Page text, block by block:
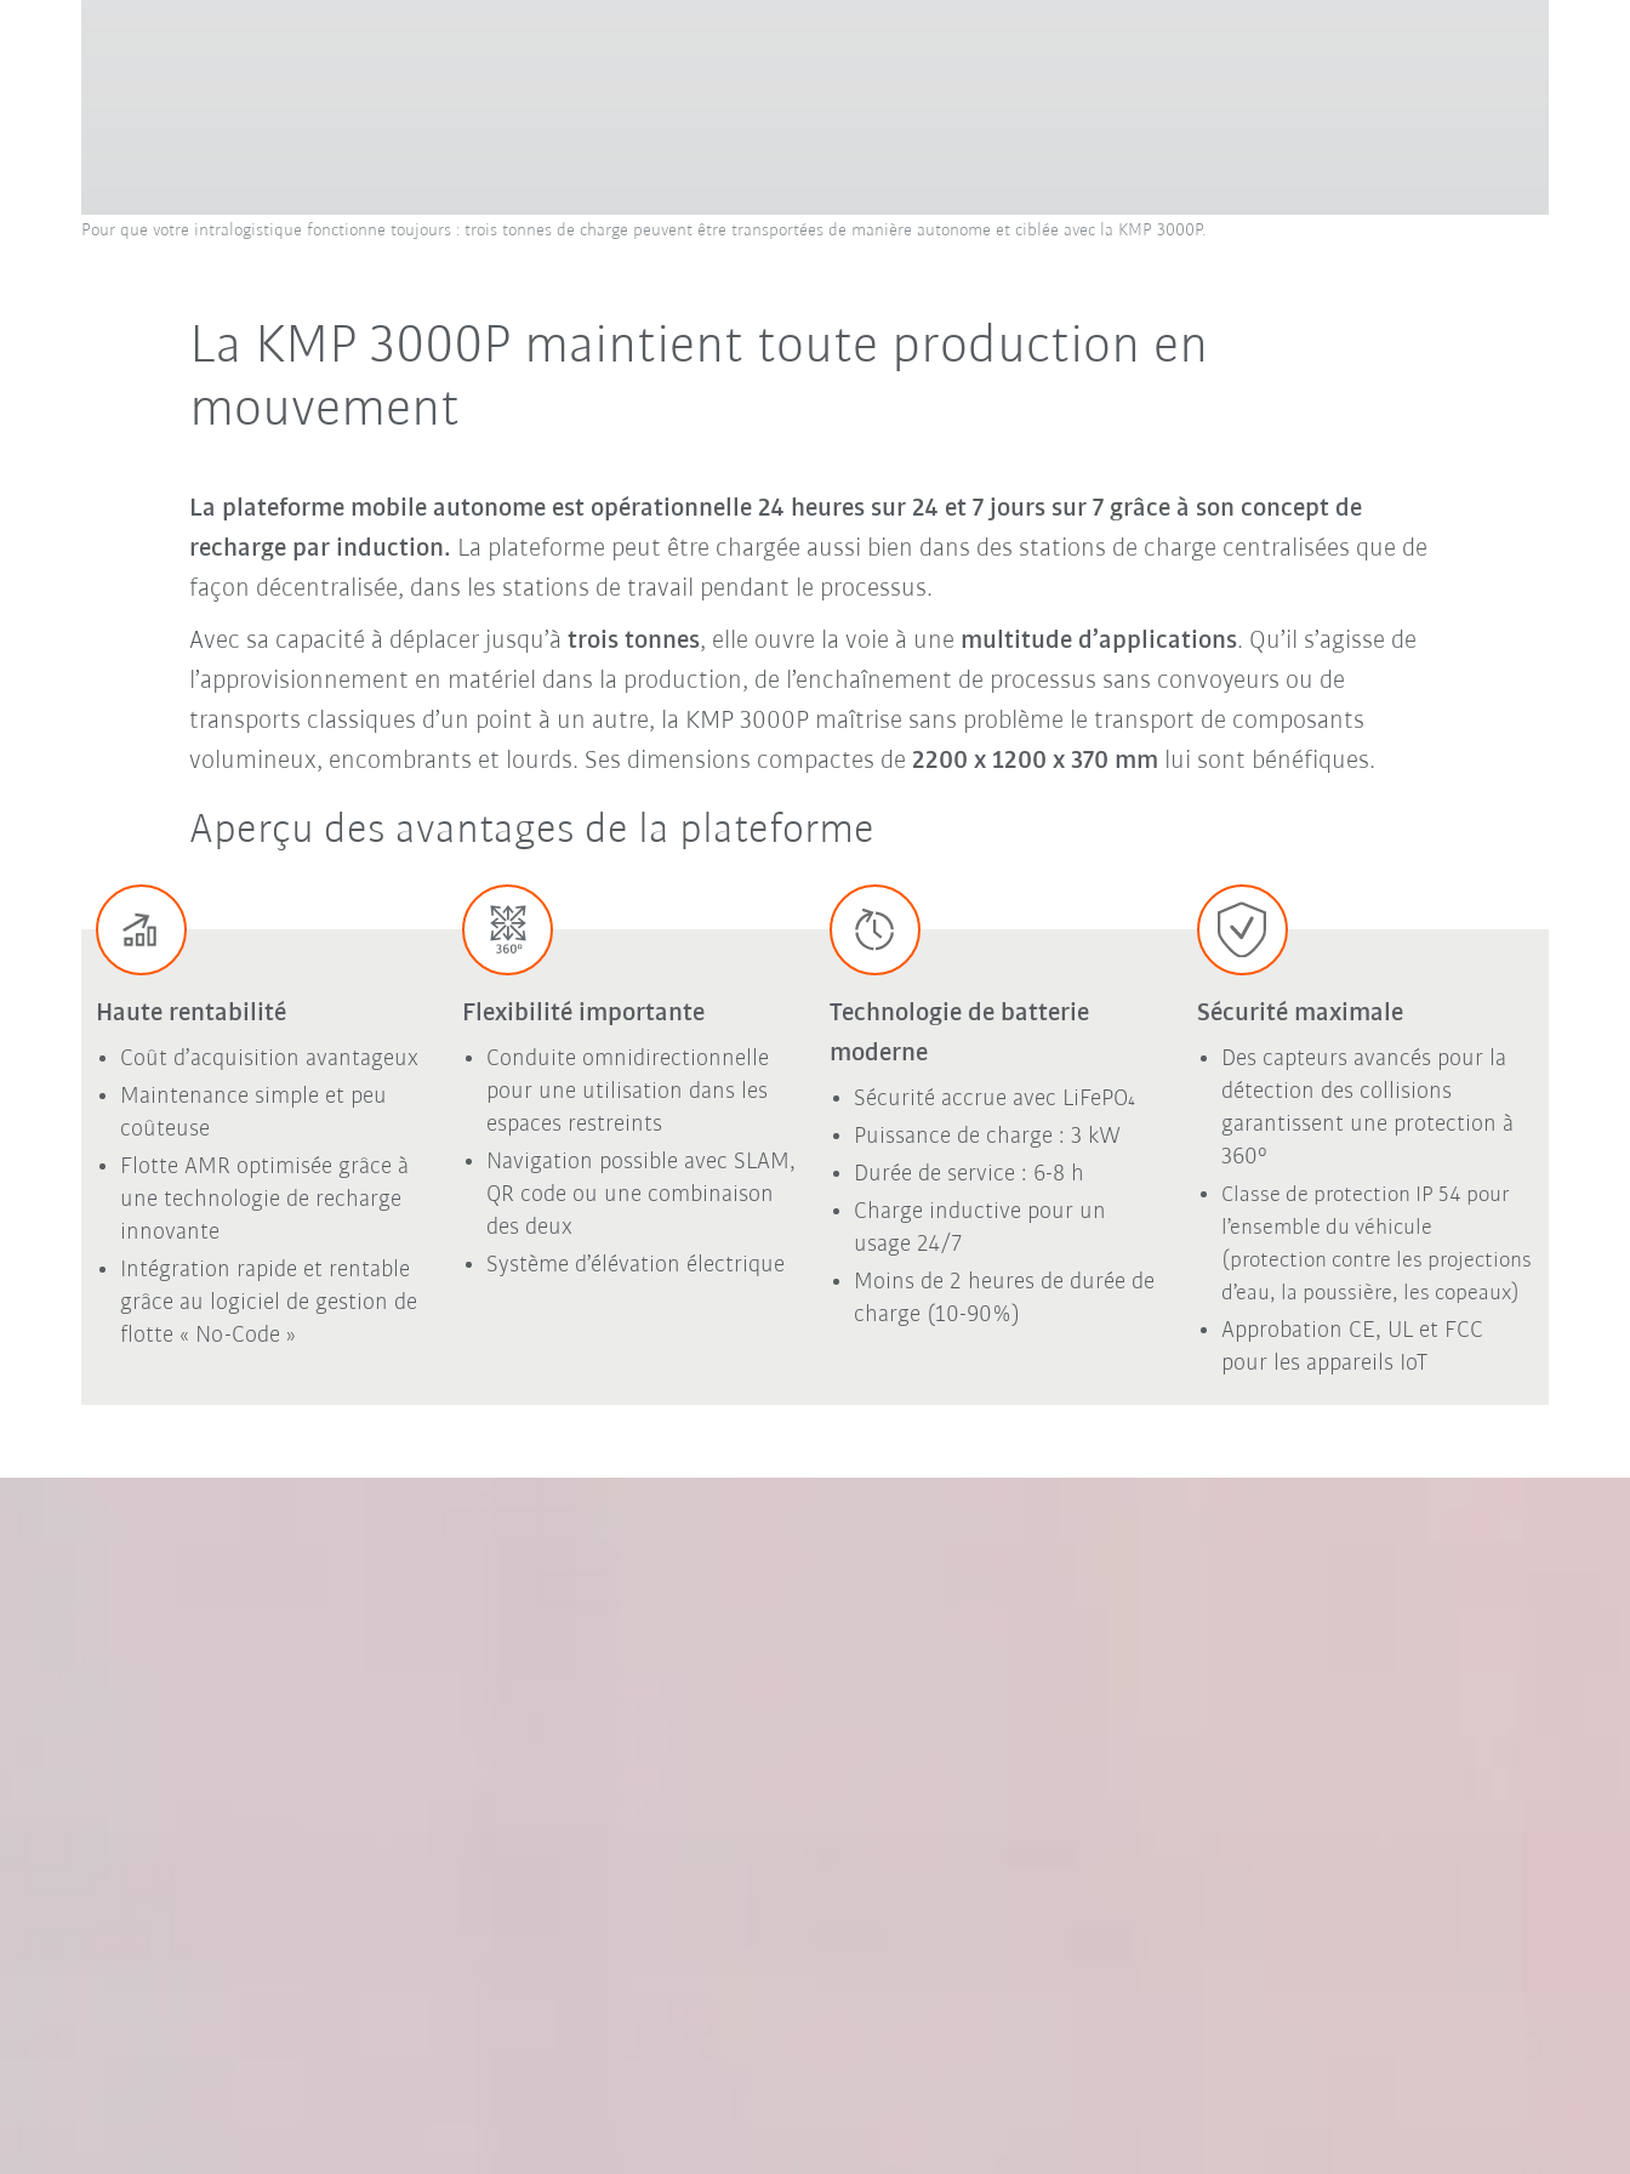
Pour que votre intralogistique fonctionne toujours : trois tonnes de charge peuvent être transportées de manière autonome et ciblée avec la KMP 3000P.
La KMP 3000P maintient toute production en
mouvement
La plateforme mobile autonome est opérationnelle 24 heures sur 24 et 7 jours sur 7 grâce à son concept de
recharge par induction. La plateforme peut être chargée aussi bien dans des stations de charge centralisées que de
façon décentralisée, dans les stations de travail pendant le processus.
Avec sa capacité à déplacer jusqu’à trois tonnes, elle ouvre la voie à une multitude d’applications. Qu’il s’agisse de
l’approvisionnement en matériel dans la production, de l’enchaînement de processus sans convoyeurs ou de
transports classiques d’un point à un autre, la KMP 3000P maîtrise sans problème le transport de composants
volumineux, encombrants et lourds. Ses dimensions compactes de 2200 x 1200 x 370 mm lui sont bénéfiques.
Aperçu des avantages de la plateforme
Haute rentabilité
Coût d’acquisition avantageux
Maintenance simple et peu
coûteuse
Flotte AMR optimisée grâce à
une technologie de recharge
innovante
Intégration rapide et rentable
grâce au logiciel de gestion de
flotte « No-Code »
Flexibilité importante
Conduite omnidirectionnelle
pour une utilisation dans les
espaces restreints
Navigation possible avec SLAM,
QR code ou une combinaison
des deux
Système d’élévation électrique
Technologie de batterie
moderne
Sécurité accrue avec LiFePO₄
Puissance de charge : 3 kW
Durée de service : 6-8 h
Charge inductive pour un
usage 24/7
Moins de 2 heures de durée de
charge (10-90%)
Sécurité maximale
Des capteurs avancés pour la
détection des collisions
garantissent une protection à
360°
Classe de protection IP 54 pour
l’ensemble du véhicule
(protection contre les projections
d’eau, la poussière, les copeaux)
Approbation CE, UL et FCC
pour les appareils IoT